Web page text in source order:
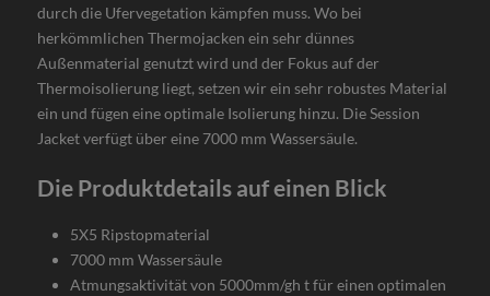
durch die Ufervegetation kämpfen muss. Wo bei
herkömmlichen Thermojacken ein sehr dünnes
Außenmaterial genutzt wird und der Fokus auf der
Thermoisolierung liegt, setzen wir ein sehr robustes Material
ein und fügen eine optimale Isolierung hinzu. Die Session
Jacket verfügt über eine 7000 mm Wassersäule.
Die Produktdetails auf einen Blick
5X5 Ripstopmaterial
7000 mm Wassersäule
Atmungsaktivität von 5000mm/gh t für einen optimalen